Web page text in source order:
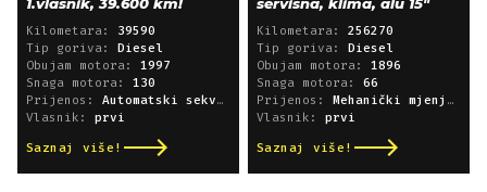
Kilometara: 39590
Tip goriva: Diesel
Obujam motora: 1997
Snaga motora: 130
Prijenos: Automatski sekvencijski
Vlasnik: prvi
Saznaj više!
Kilometara: 256270
Tip goriva: Diesel
Obujam motora: 1896
Snaga motora: 66
Prijenos: Mehanički mjenjač
Vlasnik: prvi
Saznaj više!